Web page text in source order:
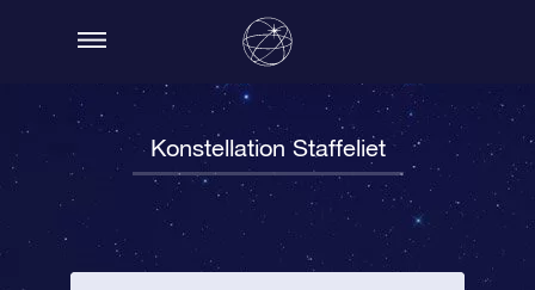
Konstellation Staffeliet